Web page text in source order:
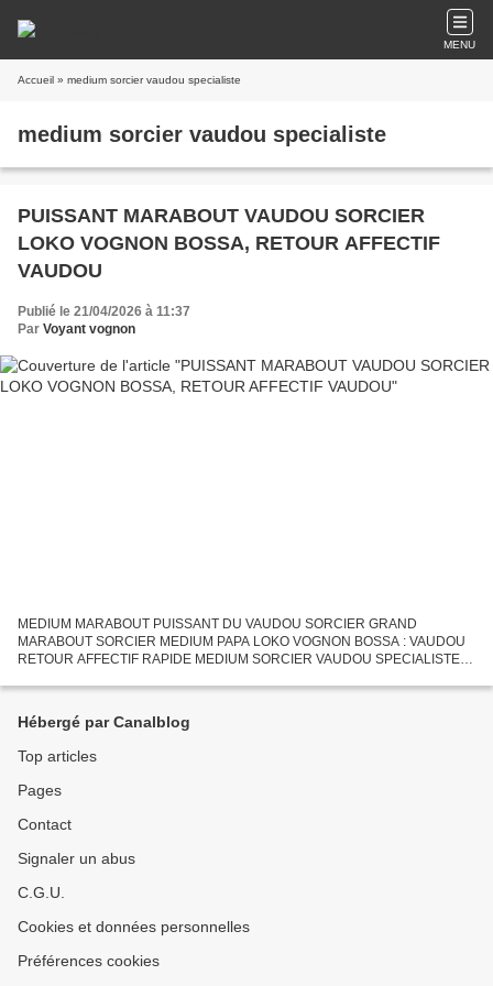
MENU
Accueil » medium sorcier vaudou specialiste
medium sorcier vaudou specialiste
PUISSANT MARABOUT VAUDOU SORCIER
LOKO VOGNON BOSSA, RETOUR AFFECTIF
VAUDOU
Publié le 21/04/2026 à 11:37
Par Voyant vognon
MEDIUM MARABOUT PUISSANT DU VAUDOU SORCIER GRAND
MARABOUT SORCIER MEDIUM PAPA LOKO VOGNON BOSSA : VAUDOU
RETOUR AFFECTIF RAPIDE MEDIUM SORCIER VAUDOU SPECIALISTE
retour affectif correspond...
Hébergé par Canalblog
Top articles
Pages
Contact
Signaler un abus
C.G.U.
Cookies et données personnelles
Préférences cookies